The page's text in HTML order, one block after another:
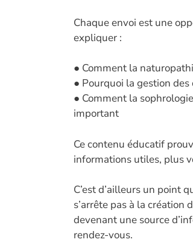
Chaque envoi est une
expliquer :
● Comment la
● Pourquoi la gestion
● Comment la
important
Ce contenu éducatif
informations utiles, plus
C’est d’ailleurs un point
s’arrête pas à la création
devenant une source
rendez-vous.